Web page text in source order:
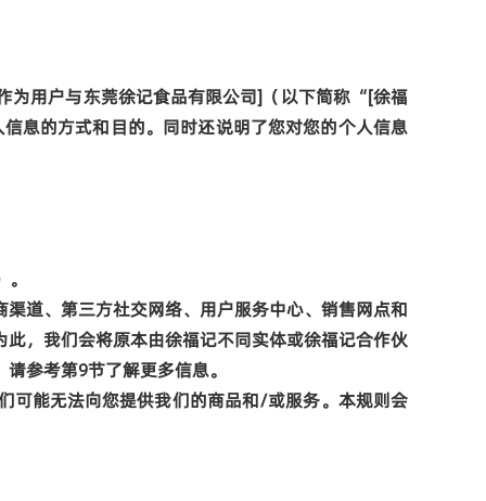
为用户与东莞徐记食品有限公司] （以下简称“[徐福
息的方式和目的。同时还说明了您对您的个人信息
。
渠道、第三方社交网络、用户服务中心、销售网点和
，我们会将原本由徐福记不同实体或徐福记合作伙
请参考第9节了解更多信息。
可能无法向您提供我们的商品和/或服务。本规则会